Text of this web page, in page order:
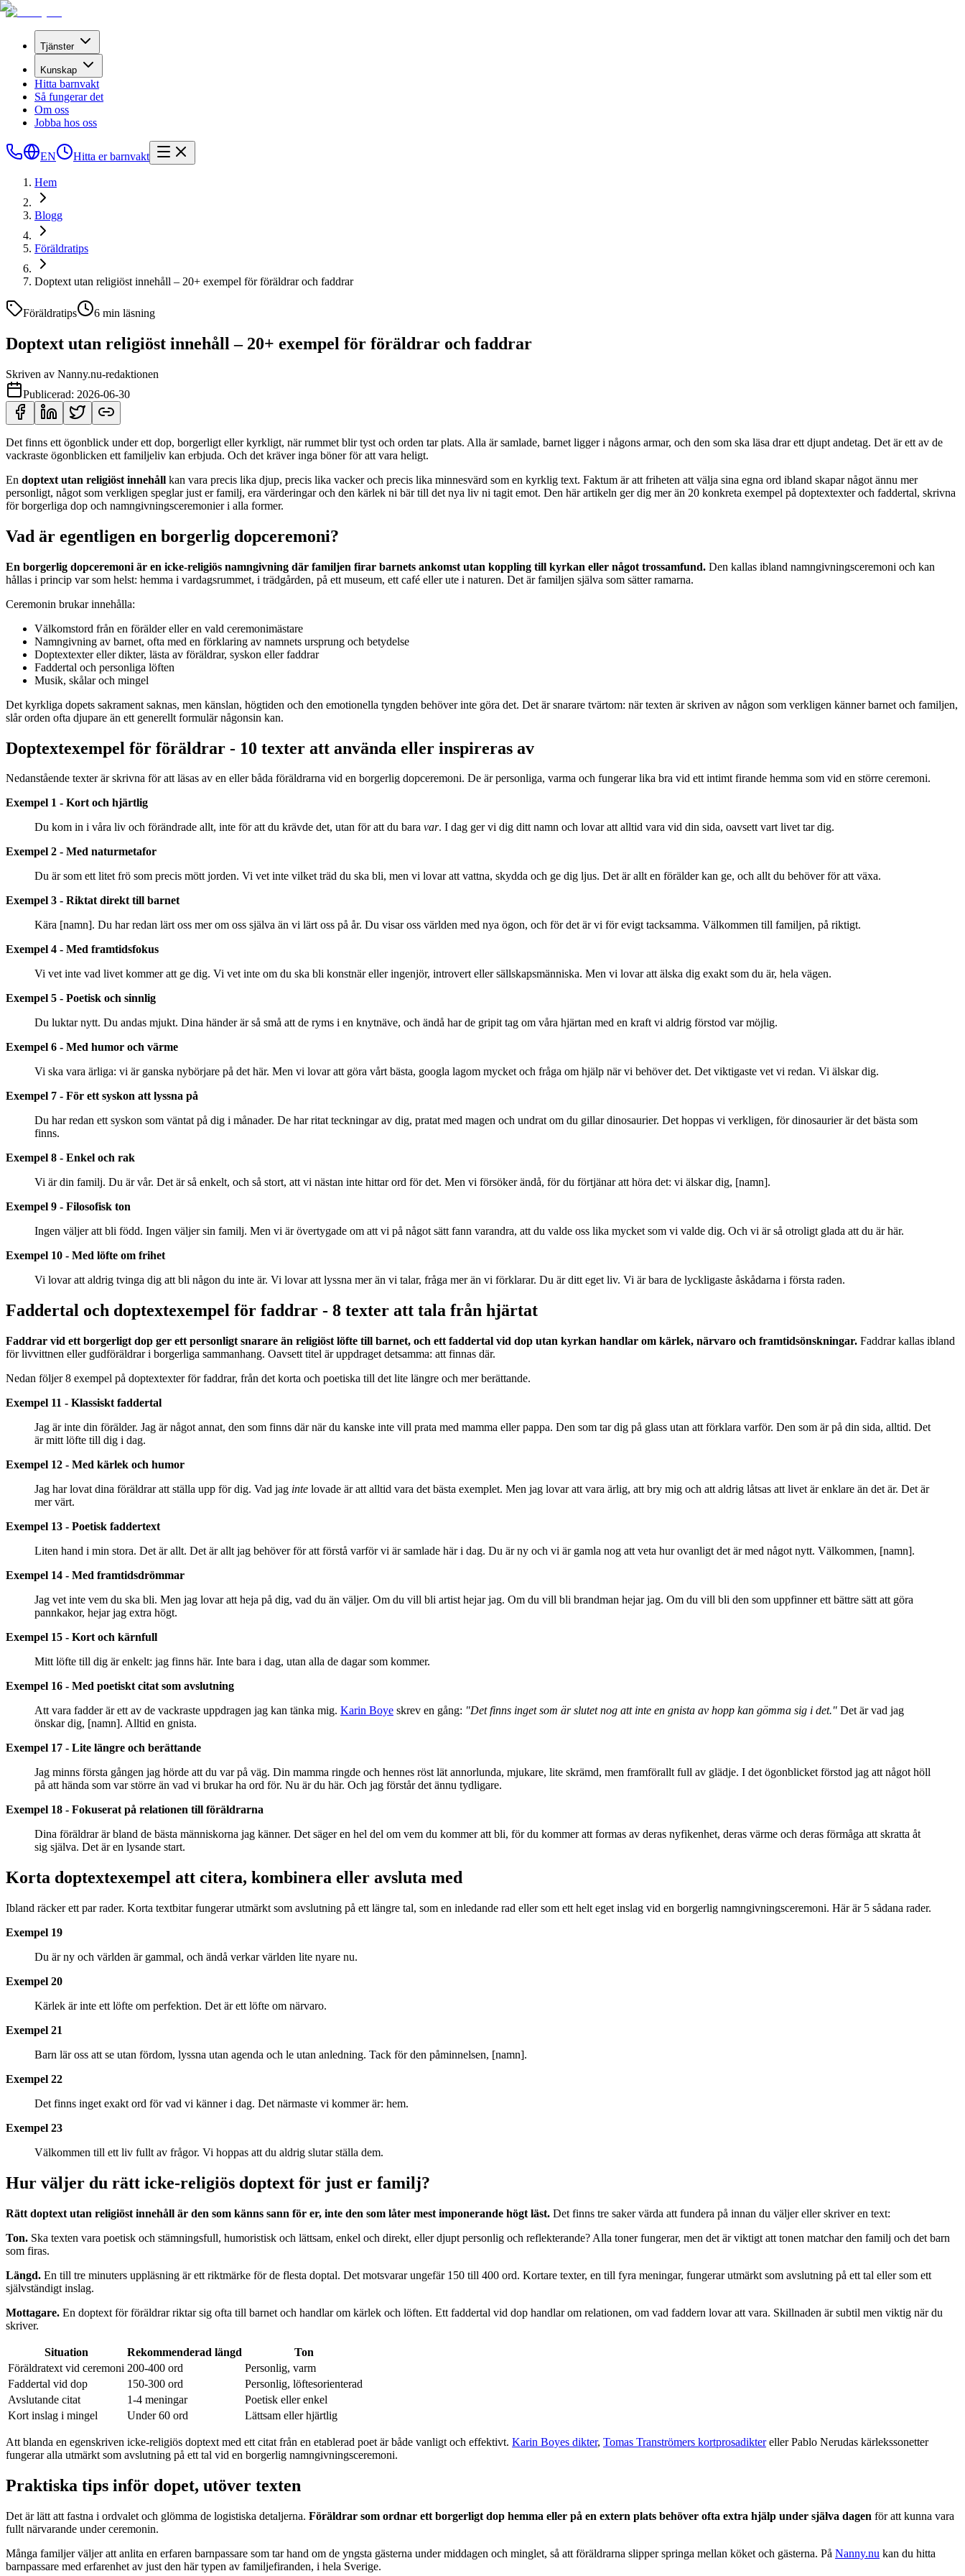
Tjänster
Kunskap
Hitta barnvakt
Så fungerar det
Om oss
Jobba hos oss
EN Hitta er barnvakt
Hem
Blogg
Föräldratips
Doptext utan religiöst innehåll – 20+ exempel för föräldrar och faddrar
Föräldratips 6 min läsning
Doptext utan religiöst innehåll – 20+ exempel för föräldrar och faddrar
Skriven av Nanny.nu-redaktionen
Publicerad: 2026-06-30
Det finns ett ögonblick under ett dop, borgerligt eller kyrkligt, när rummet blir tyst och orden tar plats. Alla är samlade, barnet ligger i någons armar, och den som ska läsa drar ett djupt andetag. Det är ett av de
vackraste ögonblicken ett familjeliv kan erbjuda. Och det kräver inga böner för att vara heligt.
En doptext utan religiöst innehåll kan vara precis lika djup, precis lika vacker och precis lika minnesvärd som en kyrklig text. Faktum är att friheten att välja sina egna ord ibland skapar något ännu mer
personligt, något som verkligen speglar just er familj, era värderingar och den kärlek ni bär till det nya liv ni tagit emot. Den här artikeln ger dig mer än 20 konkreta exempel på doptextexter och faddertal, skrivna
för borgerliga dop och namngivningsceremonier i alla former.
Vad är egentligen en borgerlig dopceremoni?
En borgerlig dopceremoni är en icke-religiös namngivning där familjen firar barnets ankomst utan koppling till kyrkan eller något trossamfund. Den kallas ibland namngivningsceremoni och kan
hållas i princip var som helst: hemma i vardagsrummet, i trädgården, på ett museum, ett café eller ute i naturen. Det är familjen själva som sätter ramarna.
Ceremonin brukar innehålla:
Välkomstord från en förälder eller en vald ceremonimästare
Namngivning av barnet, ofta med en förklaring av namnets ursprung och betydelse
Doptextexter eller dikter, lästa av föräldrar, syskon eller faddrar
Faddertal och personliga löften
Musik, skålar och mingel
Det kyrkliga dopets sakrament saknas, men känslan, högtiden och den emotionella tyngden behöver inte göra det. Det är snarare tvärtom: när texten är skriven av någon som verkligen känner barnet och familjen,
slår orden ofta djupare än ett generellt formulär någonsin kan.
Doptextexempel för föräldrar - 10 texter att använda eller inspireras av
Nedanstående texter är skrivna för att läsas av en eller båda föräldrarna vid en borgerlig dopceremoni. De är personliga, varma och fungerar lika bra vid ett intimt firande hemma som vid en större ceremoni.
Exempel 1 - Kort och hjärtlig
Du kom in i våra liv och förändrade allt, inte för att du krävde det, utan för att du bara var. I dag ger vi dig ditt namn och lovar att alltid vara vid din sida, oavsett vart livet tar dig.
Exempel 2 - Med naturmetafor
Du är som ett litet frö som precis mött jorden. Vi vet inte vilket träd du ska bli, men vi lovar att vattna, skydda och ge dig ljus. Det är allt en förälder kan ge, och allt du behöver för att växa.
Exempel 3 - Riktat direkt till barnet
Kära [namn]. Du har redan lärt oss mer om oss själva än vi lärt oss på år. Du visar oss världen med nya ögon, och för det är vi för evigt tacksamma. Välkommen till familjen, på riktigt.
Exempel 4 - Med framtidsfokus
Vi vet inte vad livet kommer att ge dig. Vi vet inte om du ska bli konstnär eller ingenjör, introvert eller sällskapsmänniska. Men vi lovar att älska dig exakt som du är, hela vägen.
Exempel 5 - Poetisk och sinnlig
Du luktar nytt. Du andas mjukt. Dina händer är så små att de ryms i en knytnäve, och ändå har de gripit tag om våra hjärtan med en kraft vi aldrig förstod var möjlig.
Exempel 6 - Med humor och värme
Vi ska vara ärliga: vi är ganska nybörjare på det här. Men vi lovar att göra vårt bästa, googla lagom mycket och fråga om hjälp när vi behöver det. Det viktigaste vet vi redan. Vi älskar dig.
Exempel 7 - För ett syskon att lyssna på
Du har redan ett syskon som väntat på dig i månader. De har ritat teckningar av dig, pratat med magen och undrat om du gillar dinosaurier. Det hoppas vi verkligen, för dinosaurier är det bästa som
finns.
Exempel 8 - Enkel och rak
Vi är din familj. Du är vår. Det är så enkelt, och så stort, att vi nästan inte hittar ord för det. Men vi försöker ändå, för du förtjänar att höra det: vi älskar dig, [namn].
Exempel 9 - Filosofisk ton
Ingen väljer att bli född. Ingen väljer sin familj. Men vi är övertygade om att vi på något sätt fann varandra, att du valde oss lika mycket som vi valde dig. Och vi är så otroligt glada att du är här.
Exempel 10 - Med löfte om frihet
Vi lovar att aldrig tvinga dig att bli någon du inte är. Vi lovar att lyssna mer än vi talar, fråga mer än vi förklarar. Du är ditt eget liv. Vi är bara de lyckligaste åskådarna i första raden.
Faddertal och doptextexempel för faddrar - 8 texter att tala från hjärtat
Faddrar vid ett borgerligt dop ger ett personligt snarare än religiöst löfte till barnet, och ett faddertal vid dop utan kyrkan handlar om kärlek, närvaro och framtidsönskningar. Faddrar kallas ibland
för livvittnen eller gudföräldrar i borgerliga sammanhang. Oavsett titel är uppdraget detsamma: att finnas där.
Nedan följer 8 exempel på doptextexter för faddrar, från det korta och poetiska till det lite längre och mer berättande.
Exempel 11 - Klassiskt faddertal
Jag är inte din förälder. Jag är något annat, den som finns där när du kanske inte vill prata med mamma eller pappa. Den som tar dig på glass utan att förklara varför. Den som är på din sida, alltid. Det
är mitt löfte till dig i dag.
Exempel 12 - Med kärlek och humor
Jag har lovat dina föräldrar att ställa upp för dig. Vad jag inte lovade är att alltid vara det bästa exemplet. Men jag lovar att vara ärlig, att bry mig och att aldrig låtsas att livet är enklare än det är. Det är
mer värt.
Exempel 13 - Poetisk faddertext
Liten hand i min stora. Det är allt. Det är allt jag behöver för att förstå varför vi är samlade här i dag. Du är ny och vi är gamla nog att veta hur ovanligt det är med något nytt. Välkommen, [namn].
Exempel 14 - Med framtidsdrömmar
Jag vet inte vem du ska bli. Men jag lovar att heja på dig, vad du än väljer. Om du vill bli artist hejar jag. Om du vill bli brandman hejar jag. Om du vill bli den som uppfinner ett bättre sätt att göra
pannkakor, hejar jag extra högt.
Exempel 15 - Kort och kärnfull
Mitt löfte till dig är enkelt: jag finns här. Inte bara i dag, utan alla de dagar som kommer.
Exempel 16 - Med poetiskt citat som avslutning
Att vara fadder är ett av de vackraste uppdragen jag kan tänka mig. Karin Boye skrev en gång: "Det finns inget som är slutet nog att inte en gnista av hopp kan gömma sig i det." Det är vad jag
önskar dig, [namn]. Alltid en gnista.
Exempel 17 - Lite längre och berättande
Jag minns första gången jag hörde att du var på väg. Din mamma ringde och hennes röst lät annorlunda, mjukare, lite skrämd, men framförallt full av glädje. I det ögonblicket förstod jag att något höll
på att hända som var större än vad vi brukar ha ord för. Nu är du här. Och jag förstår det ännu tydligare.
Exempel 18 - Fokuserat på relationen till föräldrarna
Dina föräldrar är bland de bästa människorna jag känner. Det säger en hel del om vem du kommer att bli, för du kommer att formas av deras nyfikenhet, deras värme och deras förmåga att skratta åt
sig själva. Det är en lysande start.
Korta doptextexempel att citera, kombinera eller avsluta med
Ibland räcker ett par rader. Korta textbitar fungerar utmärkt som avslutning på ett längre tal, som en inledande rad eller som ett helt eget inslag vid en borgerlig namngivningsceremoni. Här är 5 sådana rader.
Exempel 19
Du är ny och världen är gammal, och ändå verkar världen lite nyare nu.
Exempel 20
Kärlek är inte ett löfte om perfektion. Det är ett löfte om närvaro.
Exempel 21
Barn lär oss att se utan fördom, lyssna utan agenda och le utan anledning. Tack för den påminnelsen, [namn].
Exempel 22
Det finns inget exakt ord för vad vi känner i dag. Det närmaste vi kommer är: hem.
Exempel 23
Välkommen till ett liv fullt av frågor. Vi hoppas att du aldrig slutar ställa dem.
Hur väljer du rätt icke-religiös doptext för just er familj?
Rätt doptext utan religiöst innehåll är den som känns sann för er, inte den som låter mest imponerande högt läst. Det finns tre saker värda att fundera på innan du väljer eller skriver en text:
Ton. Ska texten vara poetisk och stämningsfull, humoristisk och lättsam, enkel och direkt, eller djupt personlig och reflekterande? Alla toner fungerar, men det är viktigt att tonen matchar den familj och det barn
som firas.
Längd. En till tre minuters uppläsning är ett riktmärke för de flesta doptal. Det motsvarar ungefär 150 till 400 ord. Kortare texter, en till fyra meningar, fungerar utmärkt som avslutning på ett tal eller som ett
självständigt inslag.
Mottagare. En doptext för föräldrar riktar sig ofta till barnet och handlar om kärlek och löften. Ett faddertal vid dop handlar om relationen, om vad faddern lovar att vara. Skillnaden är subtil men viktig när du
skriver.
Situation Rekommenderad längd
Ton
Föräldratext vid ceremoni 200-400 ord
Personlig, varm
Faddertal vid dop
150-300 ord
Personlig, löftesorienterad
Avslutande citat
1-4 meningar
Poetisk eller enkel
Kort inslag i mingel
Under 60 ord Lättsam eller hjärtlig
Att blanda en egenskriven icke-religiös doptext med ett citat från en etablerad poet är både vanligt och effektivt. Karin Boyes dikter, Tomas Tranströmers kortprosadiktereller Pablo Nerudas kärlekssonetter
fungerar alla utmärkt som avslutning på ett tal vid en borgerlig namngivningsceremoni.
Praktiska tips inför dopet, utöver texten
Det är lätt att fastna i ordvalet och glömma de logistiska detaljerna. Föräldrar som ordnar ett borgerligt dop hemma eller på en extern plats behöver ofta extra hjälp under själva dagen för att kunna vara
fullt närvarande under ceremonin.
Många familjer väljer att anlita en erfaren barnpassare som tar hand om de yngsta gästerna under middagen och minglet, så att föräldrarna slipper springa mellan köket och gästerna. På Nanny.nu kan du hitta
barnpassare med erfarenhet av just den här typen av familjefiranden, i hela Sverige.